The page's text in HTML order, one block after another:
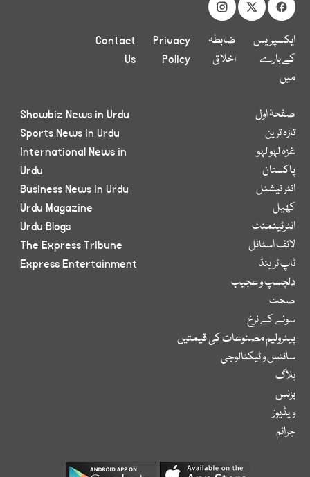
ایکسپریس
کے بارے
میں
ضابطہ
اخلاق
Privacy
Policy
Contact
Us
صفحۂ اول
تازہ ترین
غزہ لہو لہو
پاکستان
انٹر نیشنل
کھیل
انٹرٹینمنٹ
لائف اسٹائل
ٹاپ ٹرینڈ
دلچسپ و عجیب
صحت
سونے کے نرخ
پیٹرولیم مصنوعات کی قیمتیں
سائنس و ٹیکنالوجی
بلاگ
بزنس
ویڈیوز
جرائم
Showbiz News in Urdu
Sports News in Urdu
International News in
Urdu
Business News in Urdu
Urdu Magazine
Urdu Blogs
The Express Tribune
Express Entertainment